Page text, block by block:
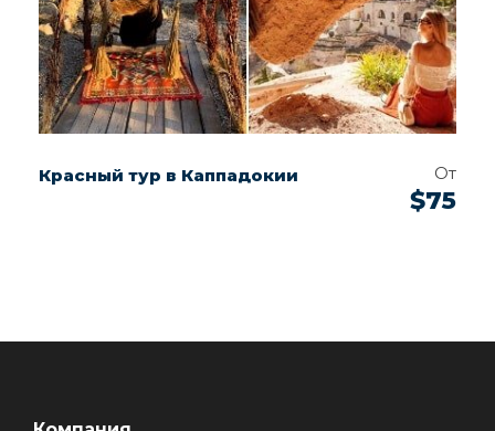
Красный тур в Каппадокии От
$75